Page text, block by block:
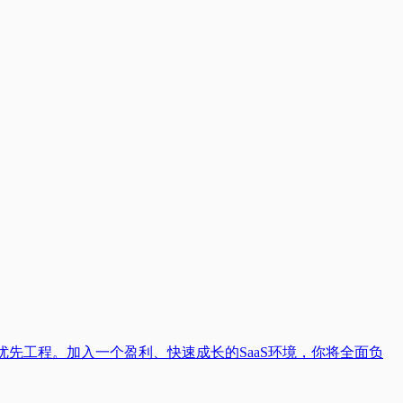
工程。加入一个盈利、快速成长的SaaS环境，你将全面负